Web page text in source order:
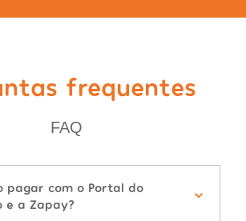
frequentes
FAQ
pagar com o Portal do
e a Zapay?